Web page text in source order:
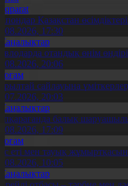
Қазақстан
17:30
отандық өнім
20:06
сайлауына
20:03
балық
17:09
еті мен тауық
10:05